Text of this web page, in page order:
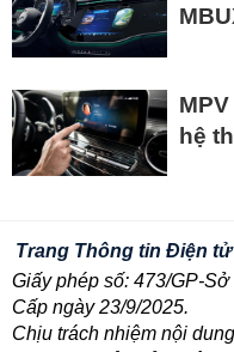
hệ
Trang Thông tin Điện
Giấy phép số: 473/GP-
Cấp ngày 23/9/2025.
Chịu trách nhiệm nội